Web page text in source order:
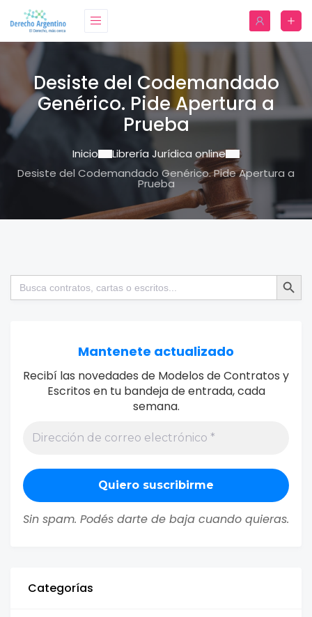
Desiste del Codemandado
Genérico. Pide Apertura a
Prueba
Inicio
Librería Jurídica online
Desiste del Codemandado Genérico. Pide Apertura a
Prueba
Buscar: Botón de
Mantenete actualizado
Recibí las novedades de Modelos de Contratos y
Escritos en tu bandeja de entrada, cada
semana.
Sin spam. Podés darte de baja cuando quieras.
Categorías